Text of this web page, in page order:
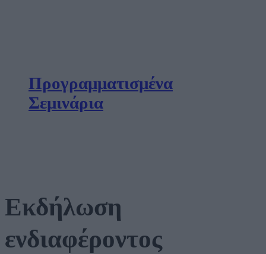
Προγραμματισμένα
Σεμινάρια
Εκδήλωση
ενδιαφέροντος